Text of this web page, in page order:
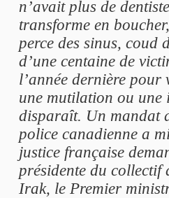
n’avait plus de
transforme en
perce des sinus, coud
d’une centaine de
l’année dernière
une mutilation ou une
disparaît. Un mandat
police canadienne a
justice française
présidente du collectif
Irak, le Premier